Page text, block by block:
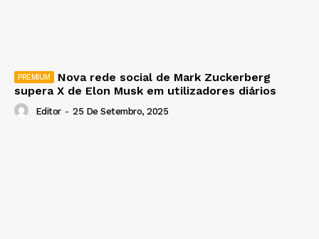
Nova rede social de Mark Zuckerberg
supera X de Elon Musk em utilizadores diários
Editor - 25 De Setembro, 2025